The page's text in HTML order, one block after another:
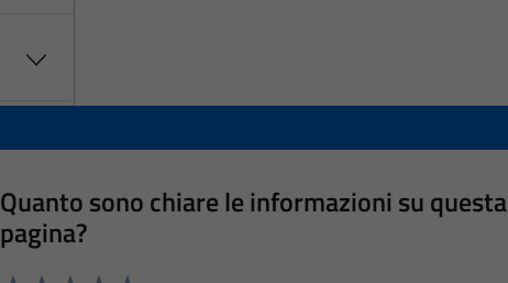
Quanto sono chiare le informazioni su questa
pagina?